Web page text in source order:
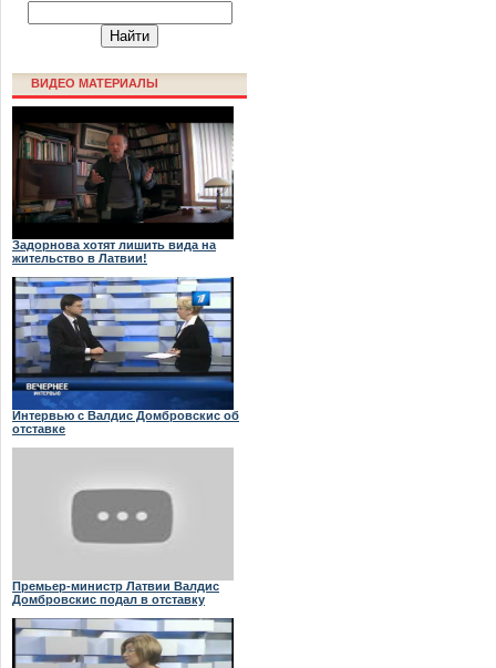
ВИДЕО МАТЕРИАЛЫ
Задорнова хотят лишить вида на
жительство в Латвии!
Интервью с Валдис Домбровскис об
отставке
Премьер-министр Латвии Валдис
Домбровскис подал в отставку